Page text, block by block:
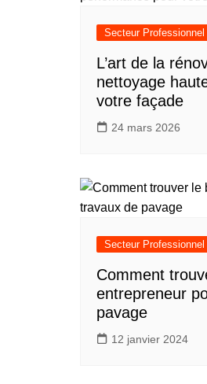
Secteur Professionnel
L’art de la
nettoyage
votre façade
24 mars 2026
Secteur Professionnel
Comment
entrepreneur
pavage
12 janvier 2024